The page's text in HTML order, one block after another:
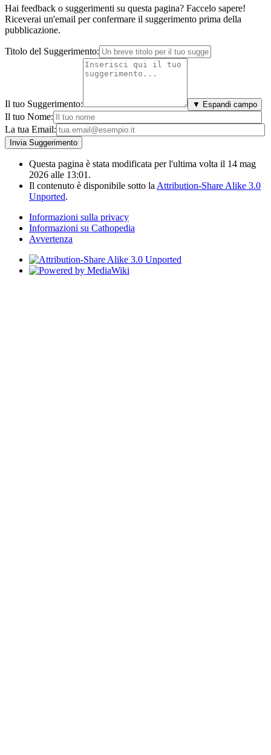
Hai feedback o suggerimenti su questa pagina? Faccelo sapere!
Riceverai un'email per confermare il suggerimento prima della
pubblicazione.
Titolo del Suggerimento:
Il tuo Suggerimento: ▼ Espandi campo
Il tuo Nome:
La tua Email:
Questa pagina è stata modificata per l'ultima volta il 14 mag
2026 alle 13:01.
Il contenuto è disponibile sotto la Attribution-Share Alike 3.0
Unported.
Informazioni sulla privacy
Informazioni su Cathopedia
Avvertenza